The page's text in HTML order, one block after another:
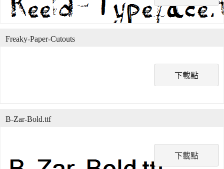
下載點
Freaky-Paper-Cutouts
下載點
B-Zar-Bold.ttf